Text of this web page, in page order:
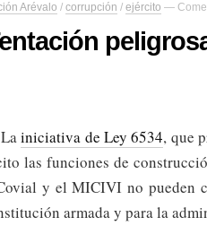
Arévalo / corrupción / ejército —
Lainiciativa de Ley 6534, que
las funciones de
y el MICIVI no pueden
armada y para la